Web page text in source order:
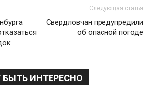
Следующая статья
Свердловчан предупредили
об опасной погоде
ИНТЕРЕСНО